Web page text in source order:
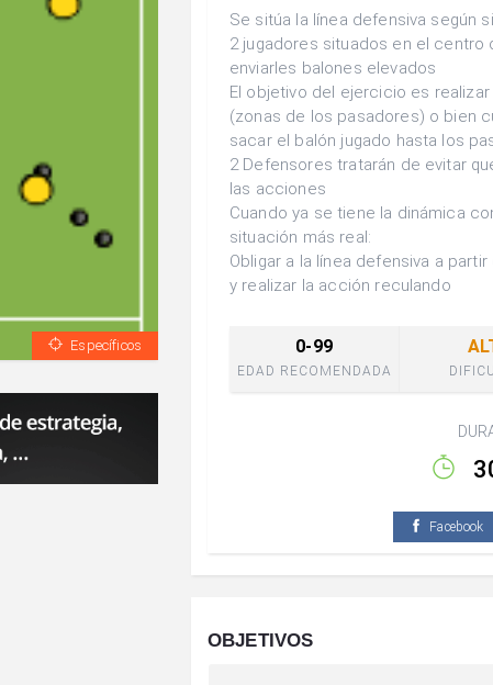
Específicos
Se sitúa la línea defensiva según
2 jugadores situados en el centro
enviarles balones elevados
El objetivo del ejercicio es
(zonas de los pasadores) o bien
sacar el balón jugado hasta los
2 Defensores tratarán de evitar
las acciones
Cuando ya se tiene la dinámica
situación más real:
Obligar a la línea defensiva a
y realizar la acción reculando
0-99
EDAD RECOMENDADA
Facebook
OBJETIVOS